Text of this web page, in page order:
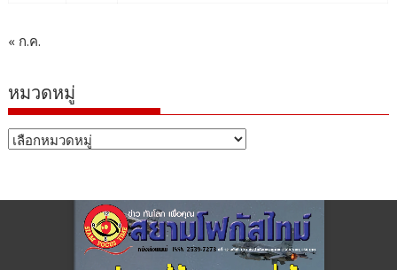
« ก.ค.
หมวดหมู่
หมวด